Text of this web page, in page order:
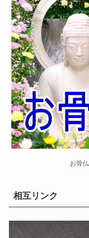
お骨仏
相互リンク